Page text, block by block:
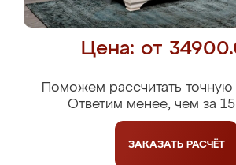
Цена: от
Поможем рассчитать точную
Ответим менее, чем за
ЗАКАЗАТЬ РАСЧЁТ